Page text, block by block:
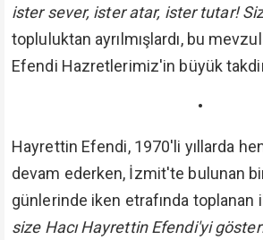
ister sever, ister atar, ister tutar!
topluluktan ayrılmışlardı, bu
Efendi Hazretlerimiz'in büyük
•
Hayrettin Efendi, 1970'li yıllarda
devam ederken, İzmit'te bulunan
günlerinde iken etrafında toplanan
size Hacı Hayrettin Efendi'yi